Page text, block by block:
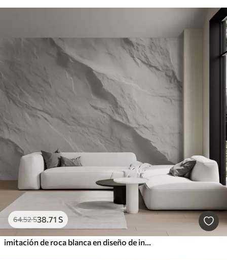
64.52S38.71 S
imitación de roca blanca en diseño de interiores